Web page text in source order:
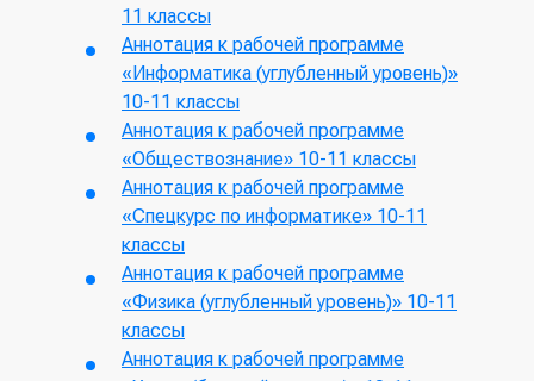
11 классы
Аннотация к рабочей программе
«Информатика (углубленный уровень)»
10-11 классы
Аннотация к рабочей программе
«Обществознание» 10-11 классы
Аннотация к рабочей программе
«Спецкурс по информатике» 10-11
классы
Аннотация к рабочей программе
«Физика (углубленный уровень)» 10-11
классы
Аннотация к рабочей программе